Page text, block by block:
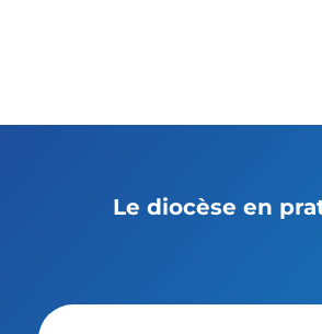
Le diocèse en